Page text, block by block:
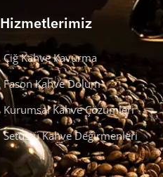
Hizmetlerimiz
Çiğ Kahve Kavurma
Fason Kahve Dolum
Kurumsal Kahve Çözümleri
Setüstü Kahve Değirmenleri